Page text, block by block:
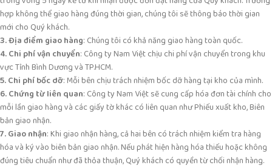
hợp không thể giao hàng đúng thời gian, chúng tôi sẽ thông báo thời gian
mới cho Quý khách.
3. Địa điểm giao hàng: Chúng tôi có khả năng giao hàng toàn quốc.
4. Chi phí vận chuyển: Công ty Nam Việt chịu chi phí vận chuyển trong khu
vực Tỉnh Bình Dương và TP.HCM.
5. Chi phí bốc dỡ: Mỗi bên chịu trách nhiệm bốc dỡ hàng tại kho của mình.
6. Chứng từ liên quan: Công ty Nam Việt sẽ cung cấp hóa đơn tài chính cho
mỗi lần giao hàng và các giấy tờ khác có liên quan như Phiếu xuất kho, Biên
bản giao nhận.
7. Giao nhận: Khi giao nhận hàng, cả hai bên có trách nhiệm kiểm tra hàng
hóa và ký vào biên bản giao nhận. Nếu phát hiện hàng hóa thiếu hoặc không
đúng tiêu chuẩn như đã thỏa thuận, Quý khách có quyền từ chối nhận hàng.